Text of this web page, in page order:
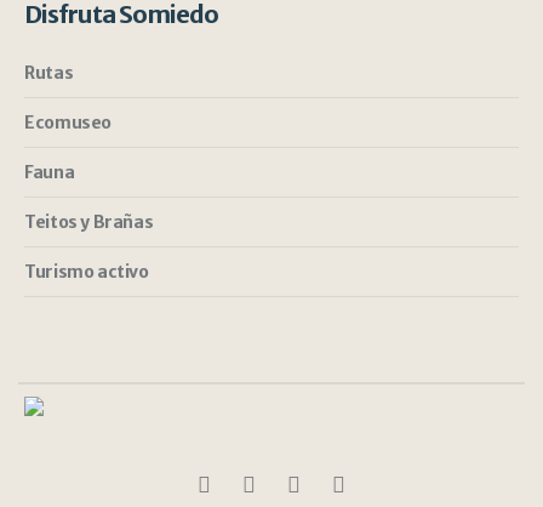
Disfruta Somiedo
Rutas
Ecomuseo
Fauna
Teitos y Brañas
Turismo activo